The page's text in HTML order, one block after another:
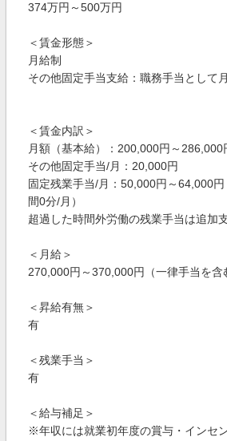
374万円～500万円
＜賃金形態＞
月給制
その他固定手当支給：職務手当として
＜賃金内訳＞
月額（基本給）：200,000円～286,000
その他固定手当/月：20,000円
固定残業手当/月：50,000円～64,000
間0分/月）
超過した時間外労働の残業手当は追加
＜月給＞
270,000円～370,000円（一律手当を含
＜昇給有無＞
有
＜残業手当＞
有
＜給与補足＞
※年収には就業初年度の賞与・インセ